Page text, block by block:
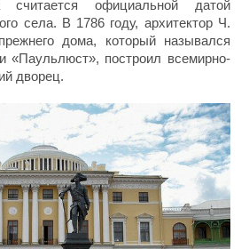
официальной датой
села. В 1786 году, архитектор Ч.
дома, который назывался
«Паульлюст», построил всемирно-
дворец.